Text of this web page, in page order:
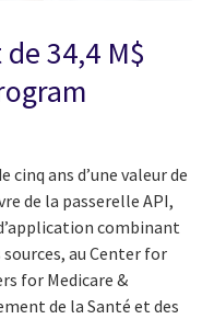
34,4 M$
cinq ans d’une valeur de
de la passerelle API,
combinant
au Center for
for Medicare &
de la Santé et des